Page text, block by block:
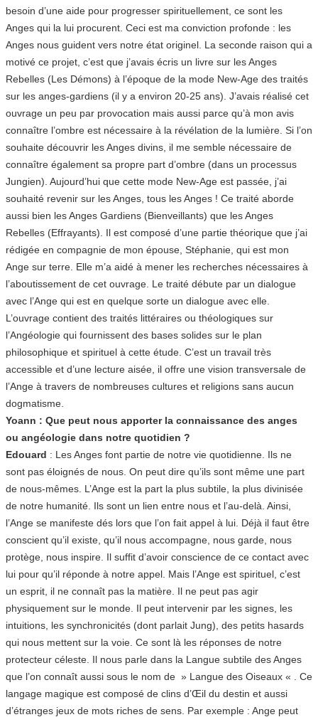
besoin d’une aide pour progresser spirituellement, ce sont les
Anges qui la lui procurent. Ceci est ma conviction profonde : les
Anges nous guident vers notre état originel. La seconde raison qui a
motivé ce projet, c’est que j’avais écris un livre sur les Anges
Rebelles (Les Démons) à l’époque de la mode New-Age des traités
sur les anges-gardiens (il y a environ 20-25 ans). J’avais réalisé cet
ouvrage un peu par provocation mais aussi parce qu’à mon avis
connaître l’ombre est nécessaire à la révélation de la lumière. Si l’on
souhaite découvrir les Anges divins, il me semble nécessaire de
connaître également sa propre part d’ombre (dans un processus
Jungien). Aujourd’hui que cette mode New-Age est passée, j’ai
souhaité revenir sur les Anges, tous les Anges ! Ce traité aborde
aussi bien les Anges Gardiens (Bienveillants) que les Anges
Rebelles (Effrayants). Il est composé d’une partie théorique que j’ai
rédigée en compagnie de mon épouse, Stéphanie, qui est mon
Ange sur terre. Elle m’a aidé à mener les recherches nécessaires à
l’aboutissement de cet ouvrage. Le traité débute par un dialogue
avec l’Ange qui est en quelque sorte un dialogue avec elle.
L’ouvrage contient des traités littéraires ou théologiques sur
l’Angéologie qui fournissent des bases solides sur le plan
philosophique et spirituel à cette étude. C’est un travail très
accessible et d’une lecture aisée, il offre une vision transversale de
l’Ange à travers de nombreuses cultures et religions sans aucun
dogmatisme.
Yoann : Que peut nous apporter la connaissance des anges
ou angéologie dans notre quotidien ?
Edouard : Les Anges font partie de notre vie quotidienne. Ils ne
sont pas éloignés de nous. On peut dire qu’ils sont même une part
de nous-mêmes. L’Ange est la part la plus subtile, la plus divinisée
de notre humanité. Ils sont un lien entre nous et l’au-delà. Ainsi,
l’Ange se manifeste dés lors que l’on fait appel à lui. Déjà il faut être
conscient qu’il existe, qu’il nous accompagne, nous garde, nous
protège, nous inspire. Il suffit d’avoir conscience de ce contact avec
lui pour qu’il réponde à notre appel. Mais l’Ange est spirituel, c’est
un esprit, il ne connaît pas la matière. Il ne peut pas agir
physiquement sur le monde. Il peut intervenir par les signes, les
intuitions, les synchronicités (dont parlait Jung), des petits hasards
qui nous mettent sur la voie. Ce sont là les réponses de notre
protecteur céleste. Il nous parle dans la Langue subtile des Anges
que l’on connaît aussi sous le nom de » Langue des Oiseaux « . Ce
langage magique est composé de clins d’Œil du destin et aussi
d’étranges jeux de mots riches de sens. Par exemple : Ange peut